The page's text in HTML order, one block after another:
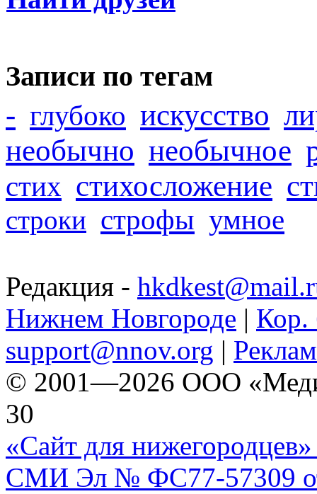
Записи по тегам
- глубоко искусство
необычно необычное
стих стихосложение
строки строфы умное
Редакция -
Нижнем Новгороде | Кор.
support@nnov.org |
© 2001—2026 ООО
30
«Сайт для нижегородцев»
СМИ Эл № ФС77-57309